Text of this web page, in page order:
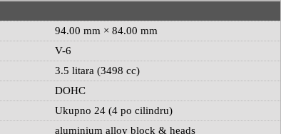
94.00 mm × 84.00 mm
V-6
3.5 litara (3498 cc)
DOHC
Ukupno 24 (4 po cilindru)
aluminium alloy block & heads